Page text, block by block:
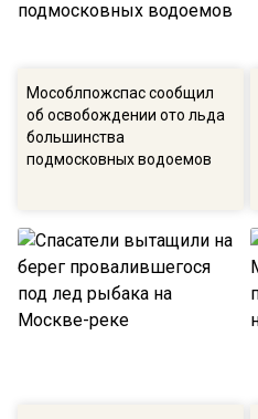
Мособлпожспас сообщил
об освобождении ото льда
большинства
подмосковных водоемов